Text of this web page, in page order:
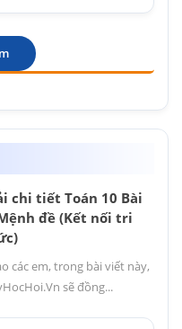
chi tiết Toán 10 Bài
đề (Kết nối tri
các em, trong bài viết này,
sẽ đồng...